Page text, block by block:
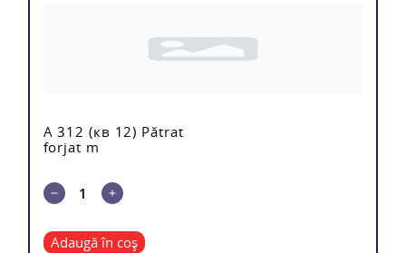
A 312 (кв 12) Pătrat
forjat m
Adaugă în coș